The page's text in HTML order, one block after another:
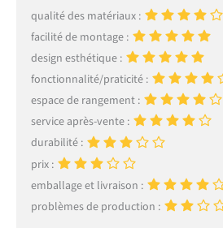
qualité des matériaux :
facilité de montage :
design esthétique :
fonctionnalité/praticité :
espace de rangement :
service après-vente :
durabilité :
prix :
emballage et livraison :
problèmes de production :